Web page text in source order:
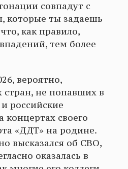
совпадут с
которые ты задаешь
как правило,
тем более
вероятно,
не попавших в
российские
своего
«ДДТ» на родине.
высказался об СВО,
оказалась в